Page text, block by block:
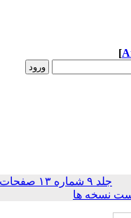
[
جلد ۹ شماره ۱۳ صفحات
نسخه ها